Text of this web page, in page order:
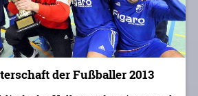
der Fußballer 2013